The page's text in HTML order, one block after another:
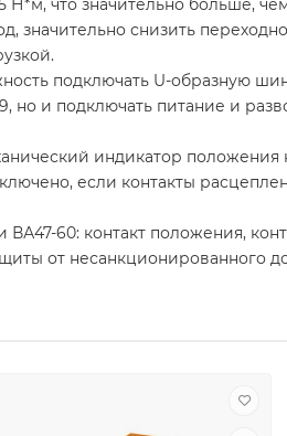
что значительно больше,
значительно снизить
подключать U-образную
но и подключать питание и
индикатор положения
если контакты
60: контакт положения,
от несанкционированного